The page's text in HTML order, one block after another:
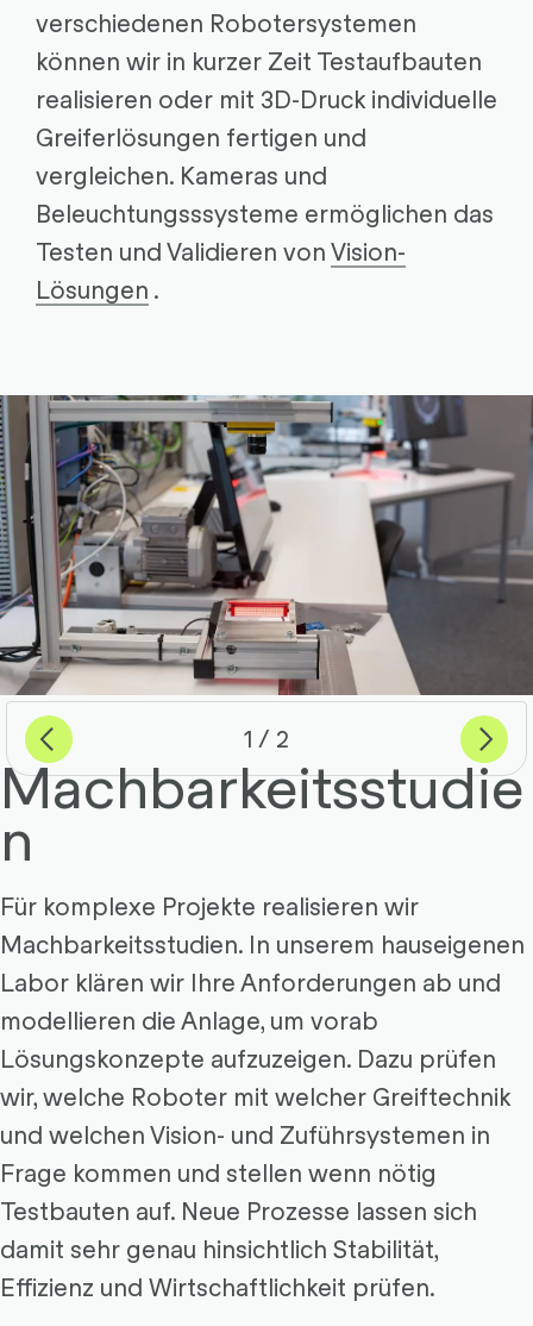
verschiedenen Robotersystemen
können wir in kurzer Zeit Testaufbauten
realisieren oder mit 3D-Druck individuelle
Greiferlösungen fertigen und
vergleichen. Kameras und
Beleuchtungsssysteme ermöglichen das
Testen und Validieren vonVision-
Lösungen .
Previous 1 von
2 Weiter
Machbarkeitsstudie
n
Für komplexe Projekte realisieren wir
Machbarkeitsstudien. In unserem hauseigenen
Labor klären wir Ihre Anforderungen ab und
modellieren die Anlage, um vorab
Lösungskonzepte aufzuzeigen. Dazu prüfen
wir, welche Roboter mit welcher Greiftechnik
und welchen Vision- und Zuführsystemen in
Frage kommen und stellen wenn nötig
Testbauten auf. Neue Prozesse lassen sich
damit sehr genau hinsichtlich Stabilität,
Effizienz und Wirtschaftlichkeit prüfen.